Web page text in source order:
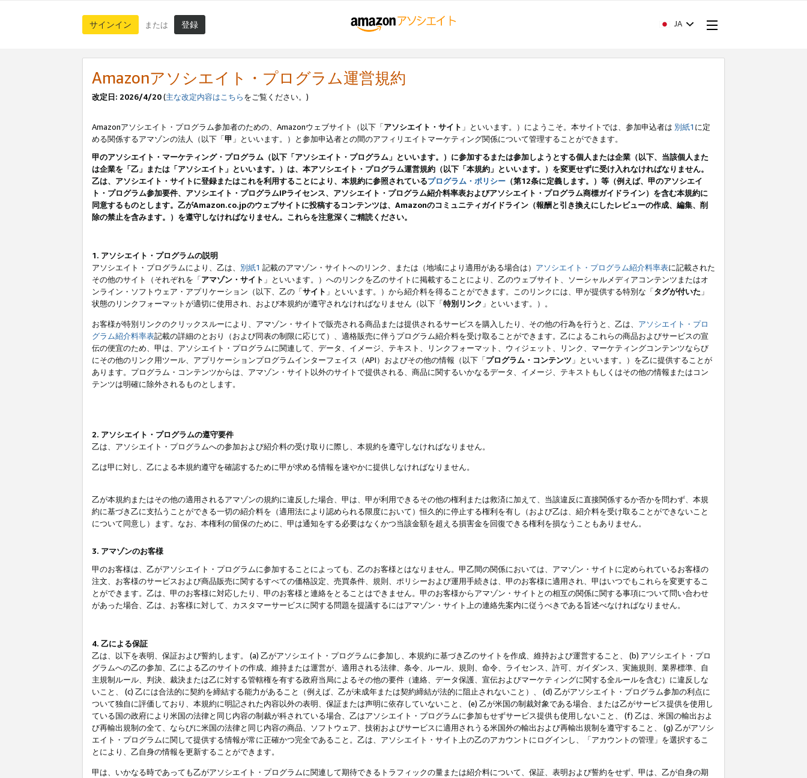
サインイン または 登録 JA
Amazonアソシエイト・プログラム運営規約
改定日: 2026/4/20(主な改定内容はこちらをご覧ください。)
Amazonアソシエイト・プログラム参加者のための、Amazonウェブサイト（以下「アソシエイト・サイト 」といいます。）にようこそ。本サイトでは、参加申込者は 別紙1 に定
める関係するアマゾンの法人（以下「甲 」といいます。）と参加申込者との間のアフィリエイトマーケティング関係について管理することができます。
甲のアソシエイト・マーケティング・プログラム（以下「アソシエイト・プログラム」といいます。）に参加するまたは参加しようとする個人または企業（以下、当該個人また
は企業を「乙」または「アソシエイト」といいます。）は、本アソシエイト・プログラム運営規約（以下「本規約」といいます。）を変更せずに受け入れなければなりません。
乙は、アソシエイト・サイトに登録またはこれを利用することにより、本規約に参照されているプログラム・ポリシー （第12条に定義します。）等（例えば、甲のアソシエイ
ト・プログラム参加要件、アソシエイト・プログラムIPライセンス、アソシエイト・プログラム紹介料率表およびアソシエイト・プログラム商標ガイドライン）を含む本規約に
同意するものとします。乙がAmazon.co.jpのウェブサイトに投稿するコンテンツは、Amazonのコミュニティガイドライン（報酬と引き換えにしたレビューの作成、編集、削
除の禁止を含みます。）を遵守しなければなりません。これらを注意深くご精読ください。
1. アソシエイト・プログラムの説明
アソシエイト・プログラムにより、乙は、 別紙1 記載のアマゾン・サイトへのリンク、または（地域により適用がある場合は） アソシエイト・プログラム紹介料率表に記載された
その他のサイト（それぞれを「アマゾン・サイト 」といいます。）へのリンクを乙のサイトに掲載することにより、乙のウェブサイト、ソーシャルメディアコンテンツまたはオ
ンライン・ソフトウェア・アプリケーション（以下、乙の「サイト 」といいます。）から紹介料を得ることができます。このリンクには、甲が提供する特別な「タグが付いた 」
状態のリンクフォーマットが適切に使用され、および本規約が遵守されなければなりません（以下「特別リンク 」といいます。）。
お客様が特別リンクのクリックスルーにより、アマゾン・サイトで販売される商品または提供されるサービスを購入したり、その他の行為を行うと、乙は、 アソシエイト・プロ
グラム紹介料率表記載の詳細のとおり（および同表の制限に応じて）、適格販売に伴うプログラム紹介料を受け取ることができます。乙によるこれらの商品およびサービスの宣
伝の便宜のため、甲は、アソシエイト・プログラムに関連して、データ、イメージ、テキスト、リンクフォーマット、ウィジェット、リンク、マーケティングコンテンツならび
にその他のリンク用ツール、アプリケーションプログラムインターフェイス（API）およびその他の情報（以下「プログラム・コンテンツ 」といいます。）を乙に提供することが
あります。プログラム・コンテンツからは、アマゾン・サイト以外のサイトで提供される、商品に関するいかなるデータ、イメージ、テキストもしくはその他の情報またはコン
テンツは明確に除外されるものとします。
2. アソシエイト・プログラムの遵守要件
乙は、アソシエイト・プログラムへの参加および紹介料の受け取りに際し、本規約を遵守しなければなりません。
乙は甲に対し、乙による本規約遵守を確認するために甲が求める情報を速やかに提供しなければなりません。
乙が本規約またはその他の適用されるアマゾンの規約に違反した場合、甲は、甲が利用できるその他の権利または救済に加えて、当該違反に直接関係するか否かを問わず、本規
約に基づき乙に支払うことができる一切の紹介料を（適用法により認められる限度において）恒久的に停止する権利を有し（および乙は、紹介料を受け取ることができないこと
について同意し）ます。なお、本権利の留保のために、甲は通知をする必要はなくかつ当該金額を超える損害金を回復できる権利を損なうこともありません。
3. アマゾンのお客様
甲のお客様は、乙がアソシエイト・プログラムに参加することによっても、乙のお客様とはなりません。甲乙間の関係においては、アマゾン・サイトに定められているお客様の
注文、お客様のサービスおよび商品販売に関するすべての価格設定、売買条件、規則、ポリシーおよび運用手続きは、甲のお客様に適用され、甲はいつでもこれらを変更するこ
とができます。乙は、甲のお客様に対応したり、甲のお客様と連絡をとることはできません。甲のお客様からアマゾン・サイトとの相互の関係に関する事項について問い合わせ
があった場合、乙は、お客様に対して、カスタマーサービスに関する問題を提議するにはアマゾン・サイト上の連絡先案内に従うべきである旨述べなければなりません。
4. 乙による保証
乙は、以下を表明、保証および誓約します。 (a) 乙がアソシエイト・プログラムに参加し、本規約に基づき乙のサイトを作成、維持および運営すること、 (b) アソシエイト・プロ
グラムへの乙の参加、乙による乙のサイトの作成、維持または運営が、適用される法律、条令、ルール、規則、命令、ライセンス、許可、ガイダンス、実施規則、業界標準、自
主規制ルール、判決、裁決または乙に対する管轄権を有する政府当局によるその他の要件（連絡、データ保護、宣伝およびマーケティングに関する全ルールを含む）に違反しな
いこと、 (c) 乙には合法的に契約を締結する能力があること（例えば、乙が未成年または契約締結が法的に阻止されないこと）、 (d) 乙がアソシエイト・プログラム参加の利点に
ついて独自に評価しており、本規約に明記された内容以外の表明、保証または声明に依存していないこと、 (e) 乙が米国の制裁対象である場合、または乙がサービス提供を使用し
ている国の政府により米国の法律と同じ内容の制裁が科されている場合、乙はアソシエイト・プログラムに参加もせずサービス提供も使用しないこと、 (f) 乙は、米国の輸出およ
び再輸出規制の全て、ならびに米国の法律と同じ内容の商品、ソフトウェア、技術およびサービスに適用されうる米国外の輸出および再輸出規制を遵守すること、 (g) 乙がアソシ
エイト・プログラムに関して提供する情報が常に正確かつ完全であること。乙は、アソシエイト・サイト上の乙のアカウントにログインし、「アカウントの管理」を選択するこ
とにより、乙自身の情報を更新することができます。
甲は、いかなる時であっても乙がアソシエイト・プログラムに関連して期待できるトラフィックの量または紹介料について、保証、表明および誓約をせず、甲は、乙が自身の期